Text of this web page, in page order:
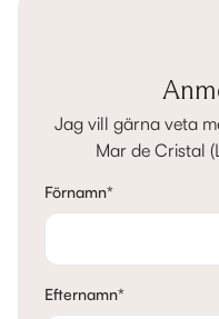
Jag vill gärna veta
Mar de Cristal
Förnamn*
Efternamn*